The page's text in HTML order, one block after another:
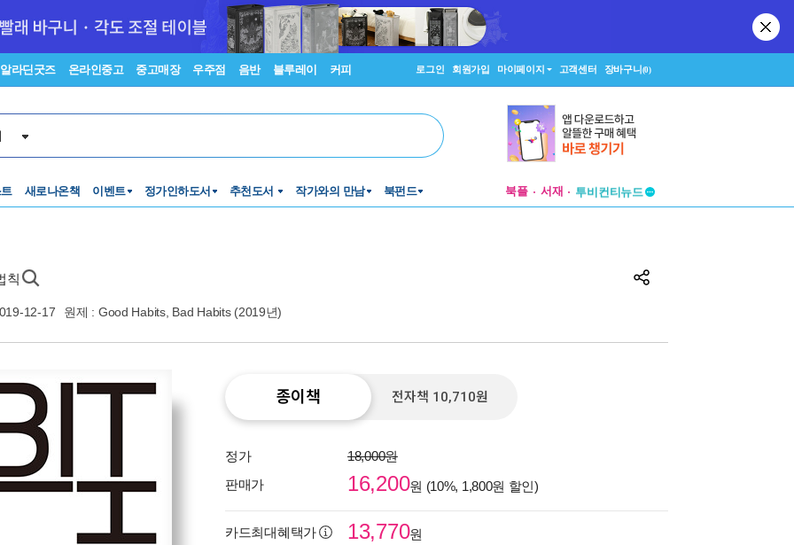
알라딘굿즈 온라인중고 중고매장 우주점 음반 블루레이 커피 로그인 회원가입 마이페이지 고객센터 장바구니(0)
새로나온책 이벤트 정가인하도서 추천도서 작가와의 만남 북펀드 북플 서재
투비컨티뉴드
칙
12-17 원제 : Good Habits, Bad Habits (2019년)
종이책 전자책 10,710원
정가
18,000원
판매가
16,200원 (10%, 1,800원 할인)
카드최대혜택가 13,770원